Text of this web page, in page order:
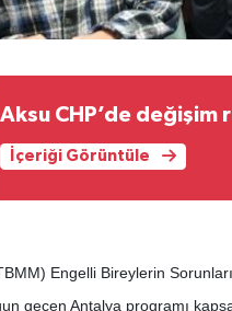
Aksu CHP’de değişim
İçeriği Görüntüle
Engelli Bireylerin
geçen Antalya programı